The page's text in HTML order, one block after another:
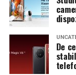
Clujul este un
iar drumurile din
cat si trasee
de show trebuie
fara probleme,De